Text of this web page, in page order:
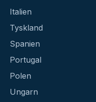
Italien
Tyskland
Spanien
Portugal
Polen
Ungarn